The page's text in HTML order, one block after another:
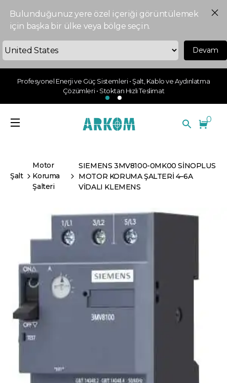
Bulunduğunuz yere özel içeriği görüntülemek
için başka bir ülke veya bölge seçin.
Devam
Profesyonel Enerji ve Güç Sistemleri • Şalt, Kablo ve Aydınlatma
Çözümleri • Stoktan Hızlı Teslimat
0
Şalt
Motor
Koruma
Şalteri
SIEMENS 3MV8100-0MK00 SİNOPLUS
MOTOR KORUMA ŞALTERİ 4–6A
VİDALI KLEMENS